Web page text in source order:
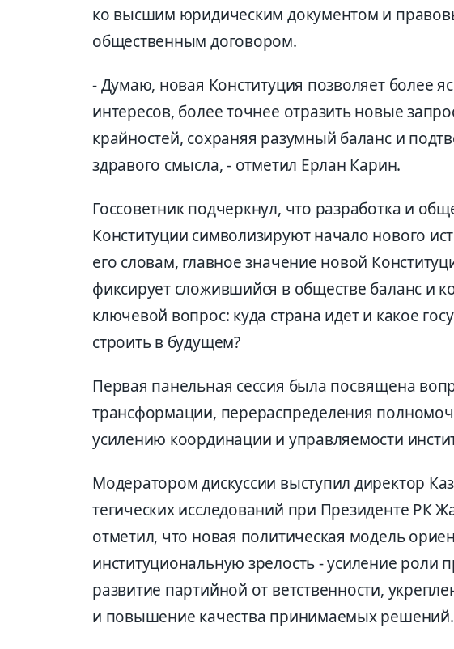
ко высшим юридическим документом и
общественным договором.
- Думаю, новая Конституция позволяет более
интересов, более точнее отразить новые
крайностей, сохраняя разумный баланс и
здравого смысла, - отметил Ерлан Карин.
Госсоветник подчеркнул, что разработка и
Конституции символизируют начало нового
его словам, главное значение новой
фиксирует сложившийся в обществе баланс и
ключевой вопрос: куда страна идет и какое
строить в будущем?
Первая панельная сессия была посвящена
трансформации, перераспределения
усилению координации и управляемости
Модератором дискуссии выступил директор
тегических исследований при Президенте
отметил, что новая политическая модель
институциональную зрелость - усиление роли
развитие партийной от ветственности,
и повышение качества принимаемых решений.